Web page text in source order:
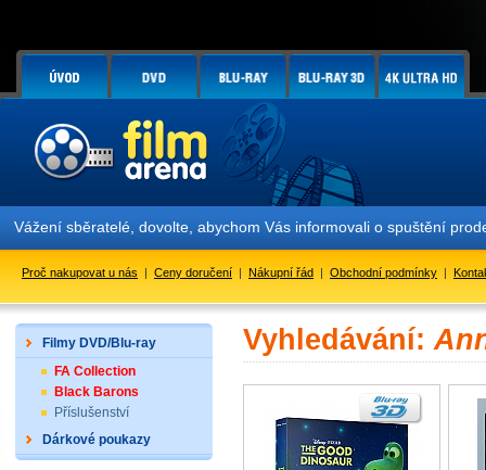
Vážení sběratelé, dovolte, abychom Vás informovali o spuštění
Proč nakupovat u nás | Ceny doručení | Nákupní řád | Obchodní podmínky |
Filmy DVD/Blu-ray
FA Collection
Black Barons
Příslušenství
Dárkové poukazy
Vyhledávání: